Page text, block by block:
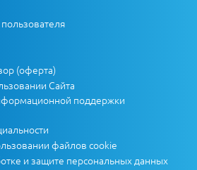
(оферта)
Сайта
поддержки
файлов cookie
и защите персональных данных